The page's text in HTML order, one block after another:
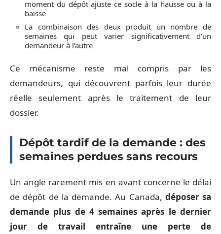
moment du dépôt ajuste ce socle à la hausse ou à la
baisse
La combinaison des deux produit un nombre de
semaines qui peut varier significativement d’un
demandeur à l’autre
Ce mécanisme reste mal compris par les
demandeurs, qui découvrent parfois leur durée
réelle seulement après le traitement de leur
dossier.
Dépôt tardif de la demande : des
semaines perdues sans recours
Un angle rarement mis en avant concerne le délai
de dépôt de la demande. Au Canada, déposer sa
demande plus de 4 semaines après le dernier
jour de travail entraîne une perte de